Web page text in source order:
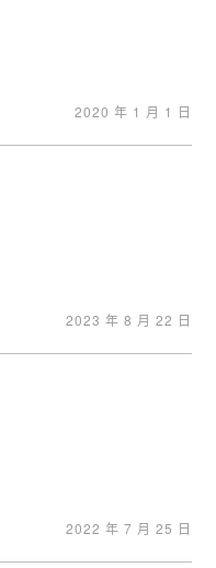
2020 年 1 月 1 日
2023 年 8 月 22 日
2022 年 7 月 25 日